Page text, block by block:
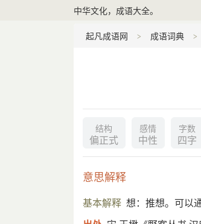
中华文化，成语大全。
起凡成语网 成语词典
结构
偏正式
感情
中性
字数
四字
意思解释
基本解释 想：推想。可以